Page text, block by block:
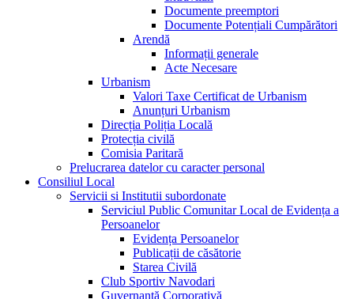
Documente preemptori
Documente Potențiali Cumpărători
Arendă
Informații generale
Acte Necesare
Urbanism
Valori Taxe Certificat de Urbanism
Anunțuri Urbanism
Direcția Poliția Locală
Protecția civilă
Comisia Paritară
Prelucrarea datelor cu caracter personal
Consiliul Local
Servicii si Institutii subordonate
Serviciul Public Comunitar Local de Evidența a
Persoanelor
Evidența Persoanelor
Publicații de căsătorie
Starea Civilă
Club Sportiv Navodari
Guvernanță Corporativă